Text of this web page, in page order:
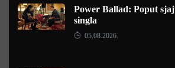
Power Ballad: Poput
singla
05.08.2026.